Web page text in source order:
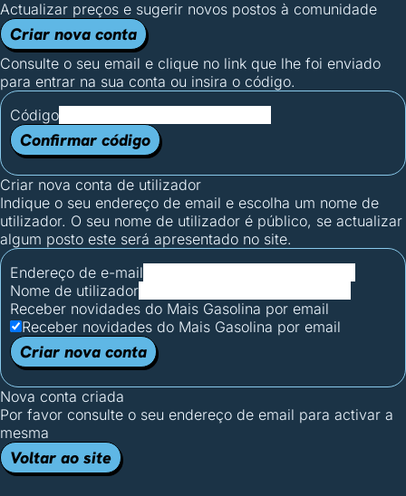
Actualizar preços e sugerir novos postos à comunidade
Criar nova conta
Consulte o seu email e clique no link que lhe foi enviado
para entrar na sua conta ou insira o código.
Código
Confirmar código
Criar nova conta de utilizador
Indique o seu endereço de email e escolha um nome de
utilizador. O seu nome de utilizador é público, se actualizar
algum posto este será apresentado no site.
Endereço de e-mail
Nome de utilizador
Receber novidades do Mais Gasolina por email
Receber novidades do Mais Gasolina por email
Criar nova conta
Nova conta criada
Por favor consulte o seu endereço de email para activar a
mesma
Voltar ao site